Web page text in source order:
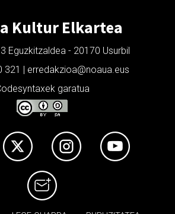
Kultur Elkartea
Eguzkitzaldea - 20170 Usurbil
321 | erredakzioa@noaua.eus
garatua